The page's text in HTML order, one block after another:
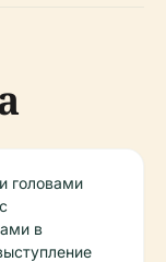
головами
в